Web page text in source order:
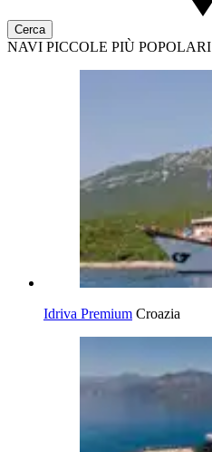
Cerca
NAVI PICCOLE PIÙ POPOLARI
Idriva Premium Croazia